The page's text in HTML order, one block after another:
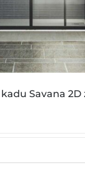
Savana 2D